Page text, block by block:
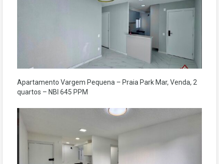
Apartamento Vargem Pequena – Praia Park Mar, Venda, 2
quartos – NBI 645 PPM